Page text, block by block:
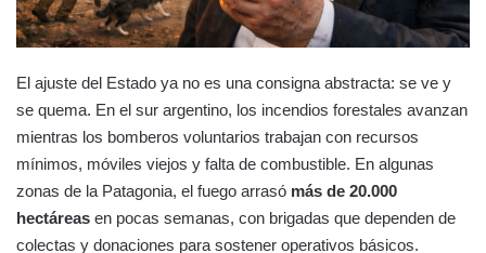
El ajuste del Estado ya no es una consigna abstracta: se ve y
se quema. En el sur argentino, los incendios forestales avanzan
mientras los bomberos voluntarios trabajan con recursos
mínimos, móviles viejos y falta de combustible. En algunas
zonas de la Patagonia, el fuego arrasó más de 20.000
hectáreas en pocas semanas, con brigadas que dependen de
colectas y donaciones para sostener operativos básicos.